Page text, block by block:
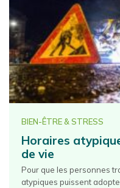
BIEN-ÊTRE & STRESS
Horaires
de vie
Pour que les personnes
atypiques puissent